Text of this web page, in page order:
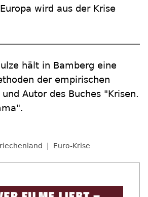
wird aus der Krise
hält in Bamberg eine
der empirischen
Autor des Buches "Krisen.
Euro-Krise